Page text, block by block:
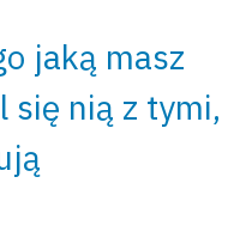
jaką masz
się nią z tymi,